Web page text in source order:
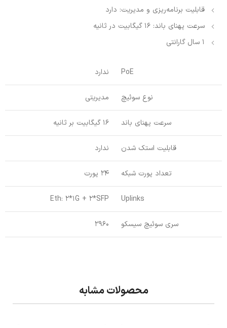
قابلیت برنامه‌ریزی و مدیریت: دارد
سرعت پهنای باند: 16 گیگابیت در ثانیه
1 سال گارانتی
PoE ندارد
نوع سوئیچ مدیریتی
سرعت پهنای باند 16 گیگابیت بر ثانیه
قابلیت استک شدن ندارد
تعداد پورت شبکه 24 پورت
Uplinks
Eth: 2*1G + 2*SFP
سری سوئیچ سیسکو 2960
محصولات مشابه